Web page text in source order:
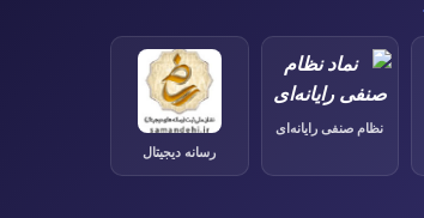
نظام صنفی رایانه‌ای
رسانه دیجیتال